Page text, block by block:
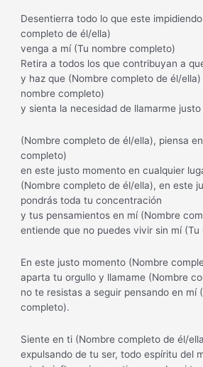
Desentierra todo lo que este
completo de él/ella)
venga a mí (Tu nombre completo)
Retira a todos los que contribuyan a
y haz que (Nombre completo de él/
nombre completo)
y sienta la necesidad de llamarme justo
(Nombre completo de él/ella), piensa
completo)
en este justo momento en cualquier
(Nombre completo de él/ella), en este
pondrás toda tu concentración
y tus pensamientos en mí (Nombre
entiende que no puedes vivir sin mí
En este justo momento (Nombre
aparta tu orgullo y llamame (Nombre
no te resistas a seguir pensando en mí
completo).
Siente en ti (Nombre completo de él/
expulsando de tu ser, todo espíritu del